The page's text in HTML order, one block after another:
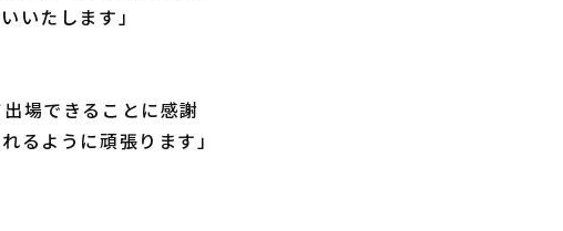
いたします」
場できることに感謝
るように頑張ります」